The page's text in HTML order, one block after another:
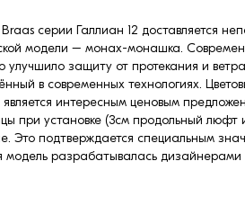
серии Галлиан 12 доставляется
модели – монах-монашка.
улучшило защиту от протекания и
в современных технологиях.
интересным ценовым
при установке (3см продольный
Это подтверждается специальным
разрабатывалась